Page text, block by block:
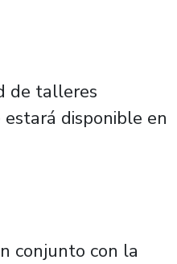
de talleres
disponible en
conjunto con la